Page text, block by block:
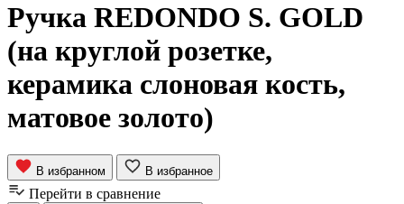
Ручка REDONDO S. GOLD
(на круглой розетке,
керамика слоновая кость,
матовое золото)
В избранном В избранное
Перейти в сравнение